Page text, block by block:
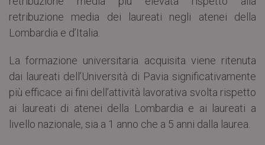
retribuzione media dei laureati negli atenei della
Lombardia e d’Italia.
La formazione universitaria acquisita viene ritenuta
dai laureati dell’Università di Pavia significativamente
più efficace ai fini dell’attività lavorativa svolta rispetto
ai laureati di atenei della Lombardia e ai laureati a
livello nazionale, sia a 1 anno che a 5 anni dalla laurea.